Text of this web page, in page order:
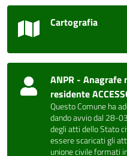
Cartografia
ANPR - Anagrafe
residente
Questo Comune ha
dando avvio dal 28-
degli atti dello Stato
essere scaricati gli
unione civile formati